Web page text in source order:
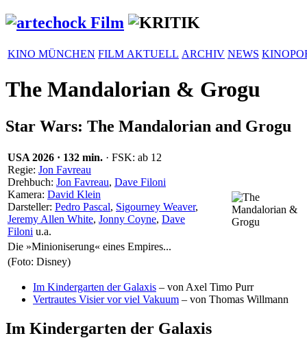
KINO MÜNCHEN FILM AKTUELL ARCHIV NEWS
The Mandalorian & Grogu
Star Wars: The Mandalorian and Grogu
USA 2026 · 132 min. · FSK: ab 12
Regie: Jon Favreau
Drehbuch: Jon Favreau, Dave Filoni
Kamera: David Klein
Darsteller: Pedro Pascal, Sigourney Weaver,
Jeremy Allen White, Jonny Coyne, Dave
Filoni u.a.
Die »Minioniserung« eines Empires...
(Foto: Disney)
Im Kindergarten der Galaxis – von Axel Timo Purr
Vertrautes Visier vor viel Vakuum – von Thomas Willmann
Im Kindergarten der Galaxis